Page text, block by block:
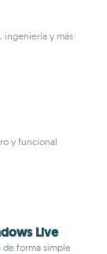
ingeniería y más
y funcional
Live
de forma simple